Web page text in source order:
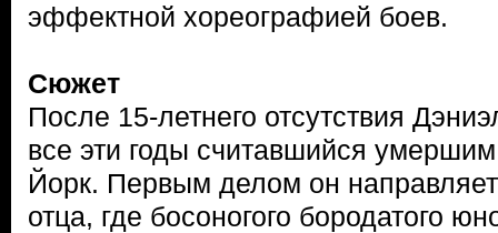
эффектной хореографией боев.
Сюжет
После 15-летнего отсутствия
все эти годы считавшийся
Йорк. Первым делом он
отца, где босоногого бородатого